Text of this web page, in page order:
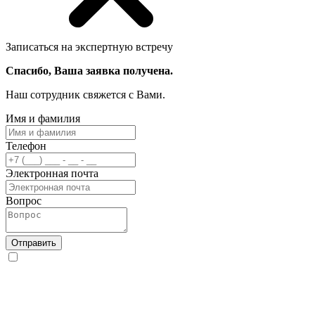
Записаться на экспертную встречу
Спасибо, Ваша заявка получена.
Наш сотрудник свяжется с Вами.
Имя и фамилия
Телефон
Электронная почта
Вопрос
Отправить